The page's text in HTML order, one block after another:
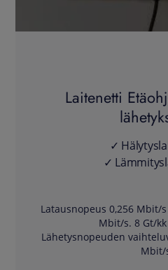
Laitenetti
✓
✓
Latausnopeus 0,256 Mbit/
Mbit/s. 8 Gt/
Lähetysnopeuden
Mbit/